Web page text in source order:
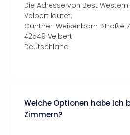
Die Adresse von Best Western
Velbert lautet:
Günther-Weisenborn-Straße 7
42549 Velbert
Deutschland
Welche Optionen habe ich
Zimmern?